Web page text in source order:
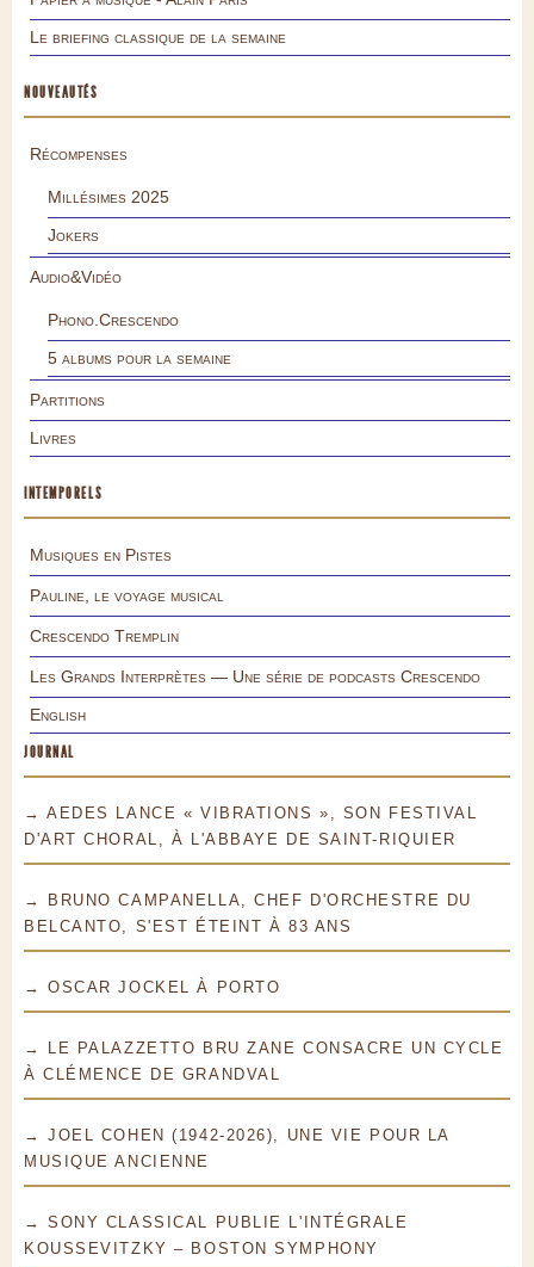
Le briefing classique de la semaine
NOUVEAUTÉS
Récompenses
Millésimes 2025
Jokers
Audio&Vidéo
Phono.Crescendo
5 albums pour la semaine
Partitions
Livres
INTEMPORELS
Musiques en Pistes
Pauline, le voyage musical
Crescendo Tremplin
Les Grands Interprètes — Une série de podcasts Crescendo
English
JOURNAL
→ AEDES LANCE « VIBRATIONS », SON FESTIVAL
D'ART CHORAL, À L'ABBAYE DE SAINT-RIQUIER
→ BRUNO CAMPANELLA, CHEF D'ORCHESTRE DU
BELCANTO, S'EST ÉTEINT À 83 ANS
→ OSCAR JOCKEL À PORTO
→ LE PALAZZETTO BRU ZANE CONSACRE UN CYCLE
À CLÉMENCE DE GRANDVAL
→ JOEL COHEN (1942-2026), UNE VIE POUR LA
MUSIQUE ANCIENNE
→ SONY CLASSICAL PUBLIE L'INTÉGRALE
KOUSSEVITZKY – BOSTON SYMPHONY